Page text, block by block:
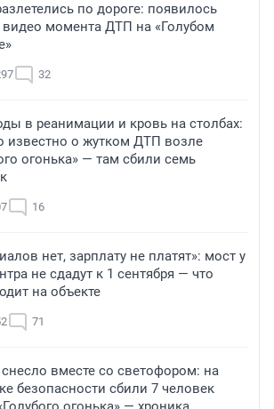
по дороге: появилось
видео момента ДТП на «Голубом
32
в реанимации и кровь на столбах:
известно о жутком ДТП возле
огонька» — там сбили семь
16
нет, зарплату не платят»: мост у
не сдадут к 1 сентября — что
на объекте
71
вместе со светофором: на
безопасности сбили 7 человек